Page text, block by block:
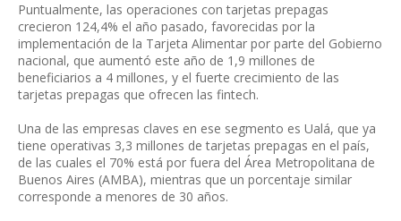
Puntualmente, las operaciones con tarjetas prepagas
crecieron 124,4% el año pasado, favorecidas por la
implementación de la Tarjeta Alimentar por parte del Gobierno
nacional, que aumentó este año de 1,9 millones de
beneficiarios a 4 millones, y el fuerte crecimiento de las
tarjetas prepagas que ofrecen las fintech.
Una de las empresas claves en ese segmento es Ualá, que ya
tiene operativas 3,3 millones de tarjetas prepagas en el país,
de las cuales el 70% está por fuera del Área Metropolitana de
Buenos Aires (AMBA), mientras que un porcentaje similar
corresponde a menores de 30 años.